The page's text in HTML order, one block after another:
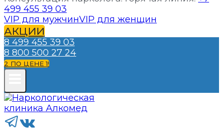
499 455 39 03
VIP для мужчинVIP для женщин
АКЦИИ
8 499 455 39 03
8 800 500 27 24
2 ПО ЦЕНЕ 1!